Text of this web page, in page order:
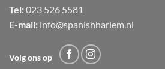
Tel: 023 526 5581
E-mail: info@spanishharlem.nl
Volg ons op